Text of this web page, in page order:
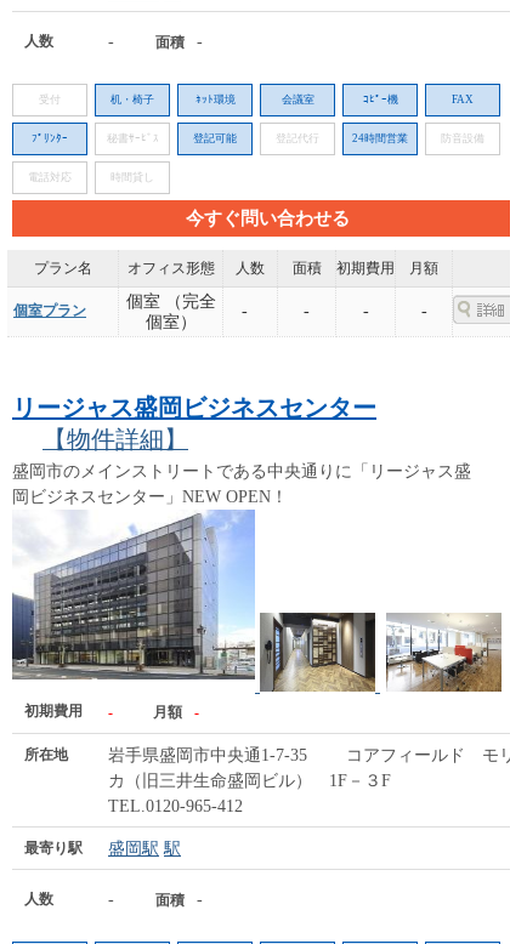
人数 - 面積 -
受付 机・椅子 ﾈｯﾄ環境 会議室 ｺﾋﾟｰ機 FAX
ﾌﾟﾘﾝﾀｰ 秘書ｻｰﾋﾞｽ 登記可能 登記代行 24時間営業 防音設備
電話対応 時間貸し
今すぐ問い合わせる
プラン名 オフィス形態 人数 面積 初期費用 月額
個室プラン
個室 （完全
個室）
- - - -
リージャス盛岡ビジネスセンター
【物件詳細】
盛岡市のメインストリートである中央通りに「リージャス盛
岡ビジネスセンター」NEW OPEN！
初期費用 - 月額 -
所在地
岩手県盛岡市中央通1-7-35 コアフィールド モリ
カ（旧三井生命盛岡ビル） 1F－３F
TEL.0120-965-412
最寄り駅 盛岡駅 駅
人数 - 面積 -